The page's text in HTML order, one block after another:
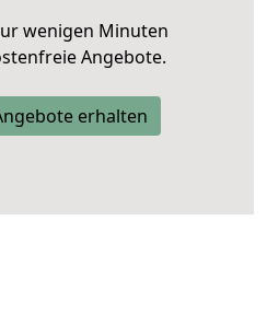
wenigen Minuten
Angebote.
erhalten